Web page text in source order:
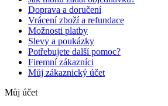
Doprava a doručení
Vrácení zboží a refundace
Možnosti platby
Slevy a poukázky
Potřebujete další pomoc?
Firemní zákazníci
Můj zákaznický účet
Můj účet